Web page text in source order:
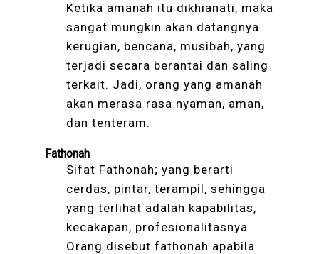
Ketika amanah itu dikhianati, maka
sangat mungkin akan datangnya
kerugian, bencana, musibah, yang
terjadi secara berantai dan saling
terkait. Jadi, orang yang amanah
akan merasa rasa nyaman, aman,
dan tenteram.
Fathonah
Sifat Fathonah; yang berarti
cerdas, pintar, terampil, sehingga
yang terlihat adalah kapabilitas,
kecakapan, profesionalitasnya.
Orang disebut fathonah apabila